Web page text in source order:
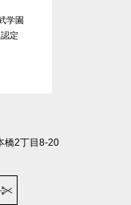
学園
定
橋2丁目8-20